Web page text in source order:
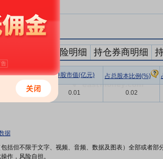
持仓保险明细 持仓券商明细
股总数(万股) 持股市值(亿元) 占总股本比例(%)
1.75 0.01 0.02
据
括但不限于文字、视频、音频、数据及图表）全部或者部
作，风险自担。